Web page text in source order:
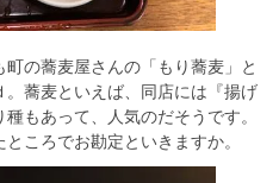
の蕎麦屋さんの「もり蕎麦」と
蕎麦といえば、同店には『揚げ
もあって、人気のだそうです。
ころでお勘定といきますか。